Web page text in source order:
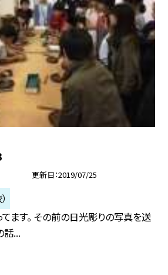
更新日 2019/07/25
ます。 その前の日光彫りの写真を送
話...